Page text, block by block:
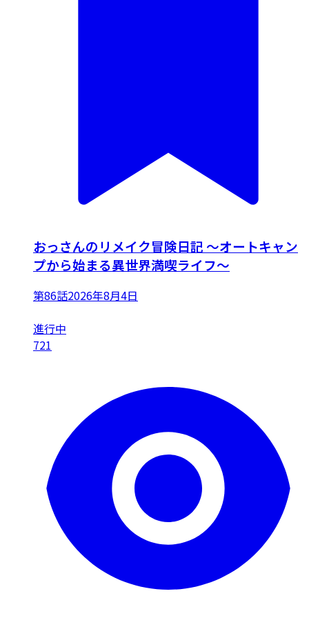
おっさんのリメイク冒険日記 ～オートキャン
プから始まる異世界満喫ライフ～
第86話2026年8月4日
進行中
721